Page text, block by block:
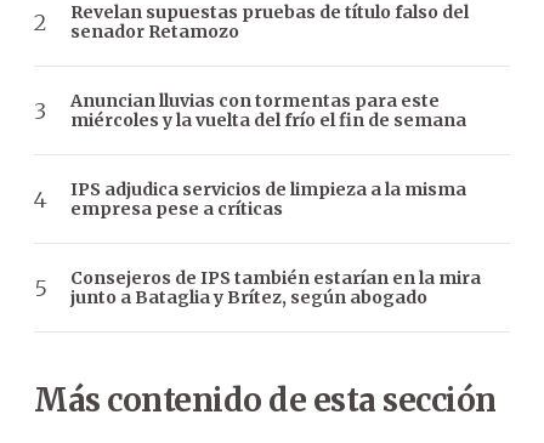
Revelan supuestas pruebas de título falso del
senador Retamozo
Anuncian lluvias con tormentas para este
miércoles y la vuelta del frío el fin de semana
IPS adjudica servicios de limpieza a la misma
empresa pese a críticas
Consejeros de IPS también estarían en la mira
junto a Bataglia y Brítez, según abogado
Más contenido de esta sección